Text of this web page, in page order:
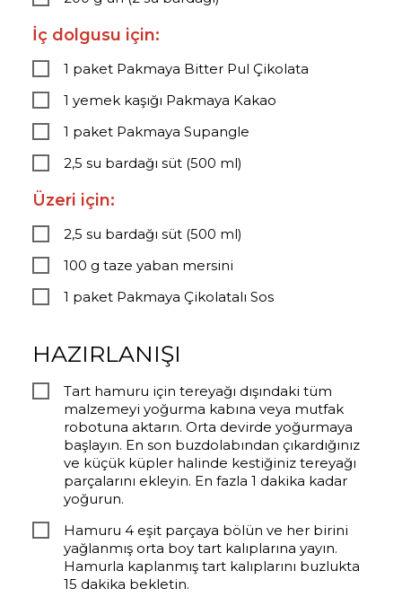
İç dolgusu için:
1 paket Pakmaya Bitter Pul Çikolata
1 yemek kaşığı Pakmaya Kakao
1 paket Pakmaya Supangle
2,5 su bardağı süt (500 ml)
Üzeri için:
2,5 su bardağı süt (500 ml)
100 g taze yaban mersini
1 paket Pakmaya Çikolatalı Sos
HAZIRLANIŞI
Tart hamuru için tereyağı dışındaki tüm
malzemeyi yoğurma kabına veya mutfak
robotuna aktarın. Orta devirde yoğurmaya
başlayın. En son buzdolabından çıkardığınız
ve küçük küpler halinde kestiğiniz tereyağı
parçalarını ekleyin. En fazla 1 dakika kadar
yoğurun.
Hamuru 4 eşit parçaya bölün ve her birini
yağlanmış orta boy tart kalıplarına yayın.
Hamurla kaplanmış tart kalıplarını buzlukta
15 dakika bekletin.